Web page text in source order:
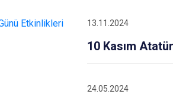
Çine
13.11.2024
10 Kasım
24.05.2024